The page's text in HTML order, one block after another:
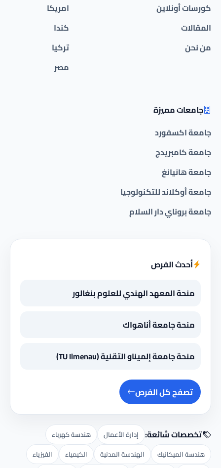
كورسات أونلاين
المقالات
من نحن
امريكا
كندا
تركيا
مصر
جامعات مميزة
جامعة اكسفورد
جامعة كامبريدج
جامعة هانيانغ
جامعة أوكلاند للتكنولوجيا
جامعة بروناي دار السلام
أحدث الفرص
منحة المعهد الهندي للعلوم بنغالور
منحة جامعة أناهواك
منحة جامعة إلميناو التقنية (TU Ilmenau)
تصفح كل الفرص
تخصصات شائعة: إدارة الأعمال
هندسة كهرباء
هندسة الميكانيك
الهندسة المدنية الكيمياء الفيزياء